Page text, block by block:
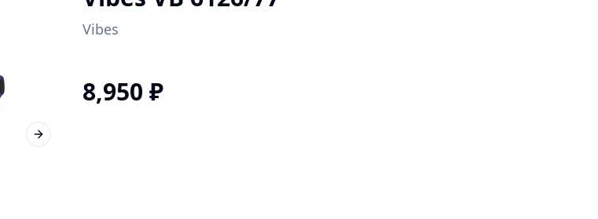
Next slide
Vibes
8,950 ₽